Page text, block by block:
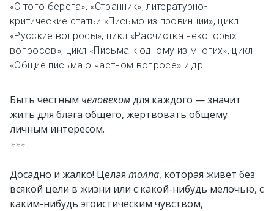
«С того берега», «Странник», литературно-
критические статьи «Письмо из провинции», цикл
«Русские вопросы», цикл «Расчистка некоторых
вопросов», цикл «Письма к одному из многих», цикл
«Общие письма о частном вопросе» и др.
Быть честным человекомдля каждого — значит
жить для блага общего, жертвовать общему
личным интересом.
***
Досадно и жалко! Целая толпа, которая живет без
всякой цели в жизни или с какой-нибудь мелочью, с
каким-нибудь эгоистическим чувством,